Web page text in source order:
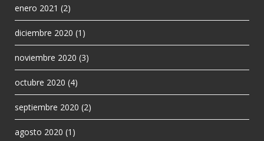
enero 2021 (2)
diciembre 2020 (1)
noviembre 2020 (3)
octubre 2020 (4)
septiembre 2020 (2)
agosto 2020 (1)